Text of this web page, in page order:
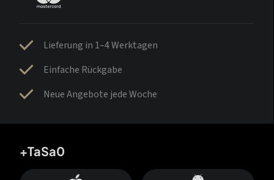
Lieferung in 1–4 Werktagen
Einfache Rückgabe
Neue Angebote jede Woche
+TaSa0